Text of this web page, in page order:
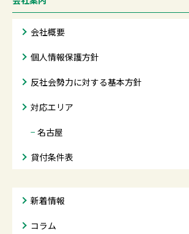
会社概要
個人情報保護方針
反社会勢力に対する基本方針
対応エリア
− 名古屋
貸付条件表
新着情報
コラム